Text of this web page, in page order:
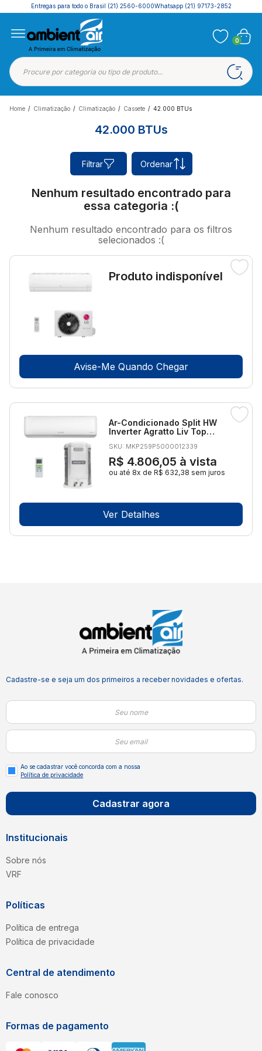
Entregas para todo o Brasil (21) 2560-6000Whatsapp (21) 97173-2852
0
Home / Climatização / Climatização / Cassete / 42.000 BTUs
42.000 BTUs
Filtrar Ordenar
Nenhum resultado encontrado para
essa categoria :(
Nenhum resultado encontrado para os filtros
selecionados :(
Produto indisponível
Avise-Me Quando Chegar
Ar-Condicionado Split HW
Inverter Agratto Liv Top
30.000 BTUs R-32 Só Frio
220V
SKU: MKP259P5000012339
R$ 4.806,05 à vista
ou até 8x de R$ 632,38 sem juros
Ver Detalhes
Cadastre-se e seja um dos primeiros a receber novidades e ofertas.
Ao se cadastrar você concorda com a nossa
Política de privacidade
Cadastrar agora
Institucionais
Sobre nós
VRF
Políticas
Política de entrega
Política de privacidade
Central de atendimento
Fale conosco
Formas de pagamento